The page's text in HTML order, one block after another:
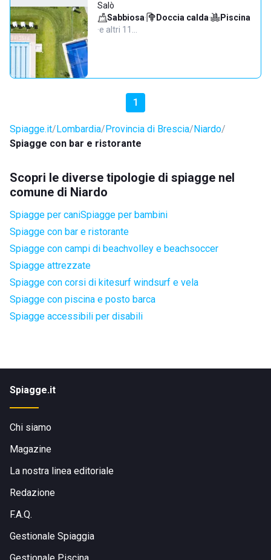
Salò
Sabbiosa· Doccia calda·
Piscina
·e altri 11…
1
Spiagge.it Lombardia Provincia di Brescia Niardo
Spiagge con bar e ristorante
Scopri le diverse tipologie di spiagge nel
comune di Niardo
Spiagge per caniSpiagge per bambini
Spiagge con bar e ristorante
Spiagge con campi di beachvolley e beachsoccer
Spiagge attrezzate
Spiagge con corsi di kitesurf windsurf e vela
Spiagge con piscina e posto barca
Spiagge accessibili per disabili
Spiagge.it
Chi siamo
Magazine
La nostra linea editoriale
Redazione
F.A.Q.
Gestionale Spiaggia